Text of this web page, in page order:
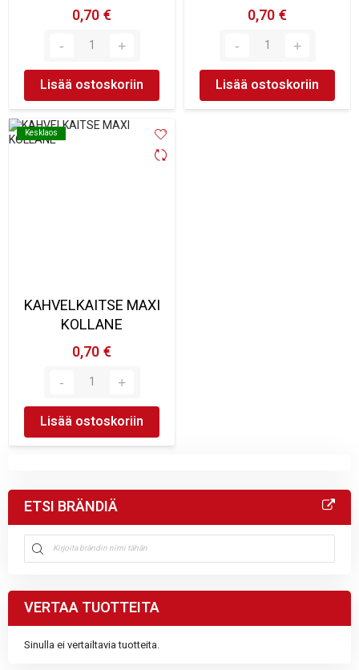
0,70 €
Lisää ostoskoriin
0,70 €
Lisää ostoskoriin
Kesklaos
Kesklaos
KAHVELKAITSE MAXI
KOLLANE
0,70 €
Lisää ostoskoriin
ETSI BRÄNDIÄ
VERTAA TUOTTEITA
Sinulla ei vertailtavia tuotteita.